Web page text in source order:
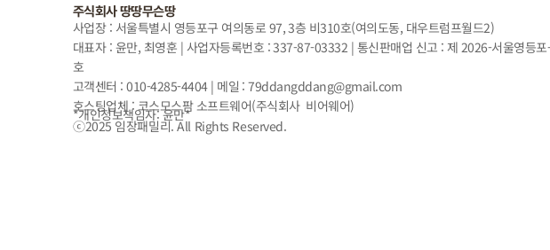
주식회사 땅땅무슨땅
사업장 : 서울특별시 영등포구 여의동로 97, 3층 비310호(여의도동, 대우트럼프월드2)
대표자 : 윤만, 최영훈 | 사업자등록번호 : 337-87-03332 | 통신판매업 신고 : 제 2026-서울영등
호
고객센터 : 010-4285-4404 | 메일 : 79ddangddang@gmail.com
호스팅업체 : 코스모스팜 소프트웨어(주식회사 비어웨어)
*개인정보책임자: 윤만*
ⓒ2025 임장패밀리. All Rights Reserved.